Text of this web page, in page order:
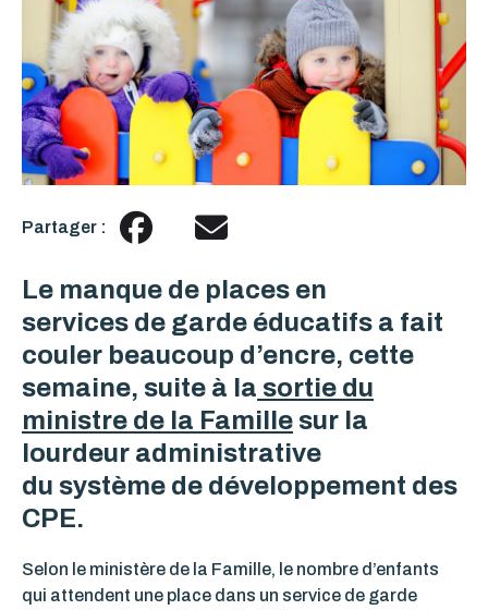
Partager :
Le manque de places en
services de garde éducatifs a fait
couler beaucoup d’encre, cette
semaine, suite à la sortie du
ministre de la Famille sur la
lourdeur administrative
du système de développement des
CPE.
Selon le ministère de la Famille, le nombre d’enfants
qui attendent une place dans un service de garde